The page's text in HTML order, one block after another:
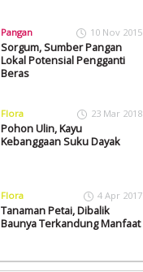
Pangan 10 Nov 2015
Sorgum, Sumber Pangan
Lokal Potensial Pengganti
Beras
Flora 23 Mar 2018
Pohon Ulin, Kayu
Kebanggaan Suku Dayak
Flora 4 Apr 2017
Tanaman Petai, Dibalik
Baunya Terkandung Manfaat